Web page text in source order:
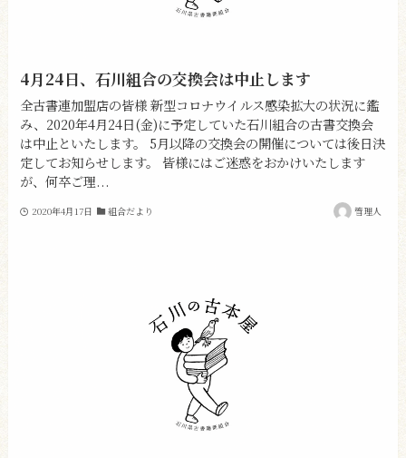
4月24日、石川組合の交換会は中止します
全古書連加盟店の皆様 新型コロナウイルス感染拡大の状況に鑑
み、2020年4月24日(金)に予定していた石川組合の古書交換会
は中止といたします。 5月以降の交換会の開催については後日決
定してお知らせします。 皆様にはご迷惑をおかけいたします
が、何卒ご理...
2020年4月17日 組合だより 管理人